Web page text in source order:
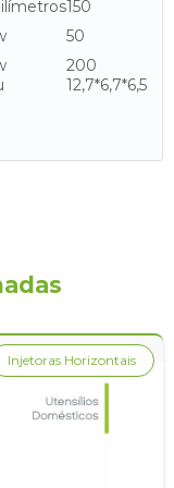
150
50
200
12,7*6,7*6,5
Injetoras Horizontais